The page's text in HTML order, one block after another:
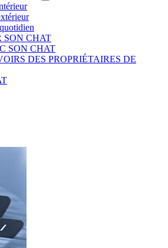
SON CHAT
SON CHAT
DES PROPRIÉTAIRES DE